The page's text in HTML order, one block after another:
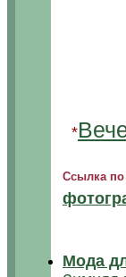
*
Ссылка по
Мода